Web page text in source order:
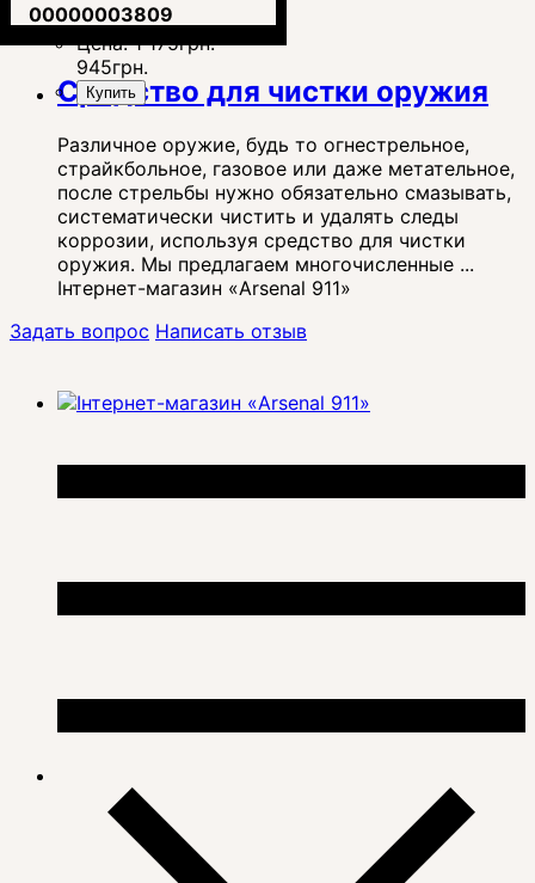
00000003809
Цена:1 175грн.
945грн.
Купить
Средство для чистки оружия
Различное оружие, будь то огнестрельное,
страйкбольное, газовое или даже метательное,
после стрельбы нужно обязательно смазывать,
систематически чистить и удалять следы
коррозии, используя средство для чистки
оружия. Мы предлагаем многочисленные ...
Інтернет-магазин «Arsenal 911»
Задать вопрос Написать отзыв